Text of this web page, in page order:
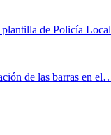
plantilla de Policía Local
de las barras en